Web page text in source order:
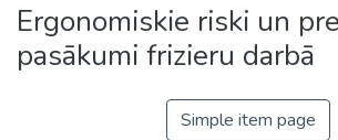
Ergonomiskie riski un
pasākumi frizieru darbā
Simple item page